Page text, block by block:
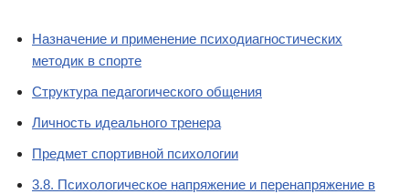
Назначение и применение психодиагностических
методик в спорте
Структура педагогического общения
Личность идеального тренера
Предмет спортивной психологии
3.8. Психологическое напряжение и перенапряжение в